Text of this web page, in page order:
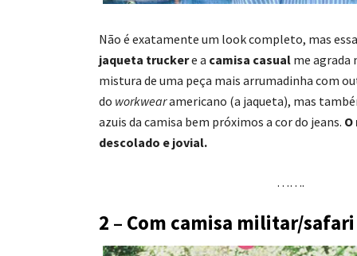
Não é exatamente um look completo, mas
jaqueta truckere a camisa casual me agrada
mistura de uma peça mais arrumadinha com
do workwearamericano (a jaqueta), mas
azuis da camisa bem próximos a cor do jeans.
descolado e jovial.
…….
2 – Com camisa militar/safari